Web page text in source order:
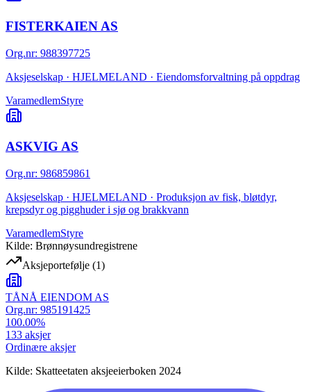
FISTERKAIEN AS
Org.nr: 988397725
Aksjeselskap · HJELMELAND · Eiendomsforvaltning på oppdrag
VaramedlemStyre
ASKVIG AS
Org.nr: 986859861
Aksjeselskap · HJELMELAND · Produksjon av fisk, bløtdyr,
krepsdyr og pigghuder i sjø og brakkvann
VaramedlemStyre
Kilde: Brønnøysundregistrene
Aksjeportefølje (1)
TÅNÅ EIENDOM AS
Org.nr: 985191425
100.00%
133 aksjer
Ordinære aksjer
Kilde: Skatteetaten aksjeeierboken 2024